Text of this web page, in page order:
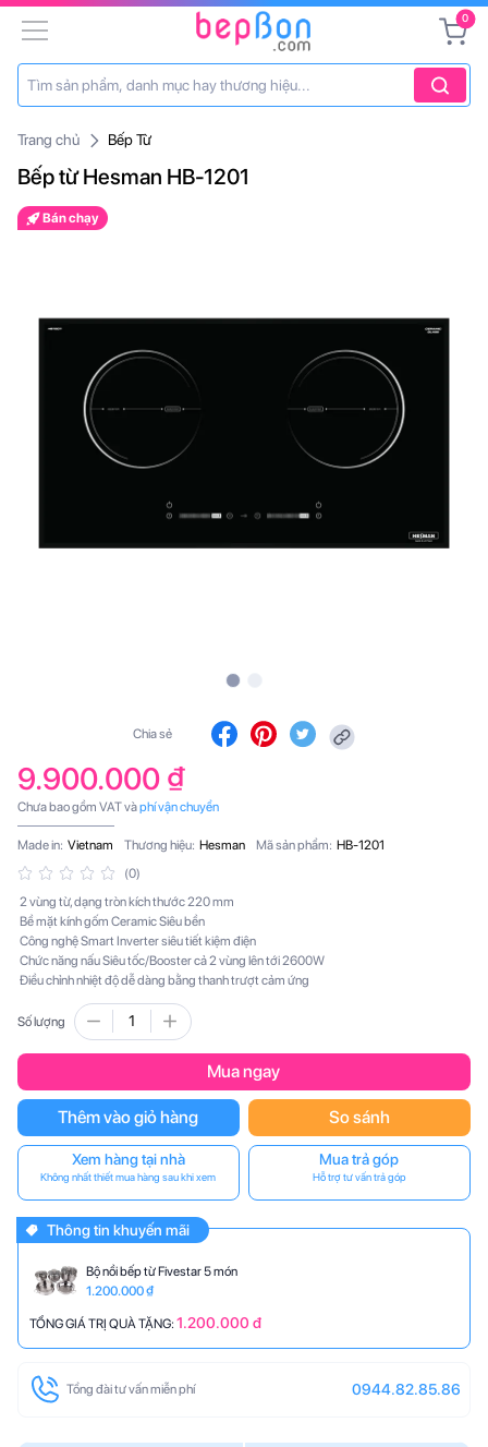
0
Trang chủ Bếp Từ
Bếp từ Hesman HB-1201
Chia sẻ
Bán chạy
9.900.000 ₫
Chưa bao gồm VAT vàphí vận chuyển
Made in: Vietnam Thương hiệu: Hesman Mã sản phẩm: HB-1201
(0)
2 vùng từ, dạng tròn kích thước 220 mm
Bề mặt kính gốm CeramicSiêu bền
Công nghệSmart Invertersiêu tiết kiệm điện
Chức năng nấuSiêu tốc/Boostercả 2 vùng lên tới 2600W
Điều chỉnh nhiệt độ dễ dàng bằng thanh trượt cảm ứng
Số lượng
Mua ngay
Thêm vào giỏ hàng So sánh
Xem hàng tại nhà
Không nhất thiết mua hàng sau khi xem
Mua trả góp
Hỗ trợ tư vấn trả góp
Thông tin khuyến mãi
Bộ nồi bếp từ Fivestar 5 món
1.200.000 ₫
TỔNG GIÁ TRỊ QUÀ TẶNG: 1.200.000 đ
Tổng đài tư vấn miễn phí 0944.82.85.86